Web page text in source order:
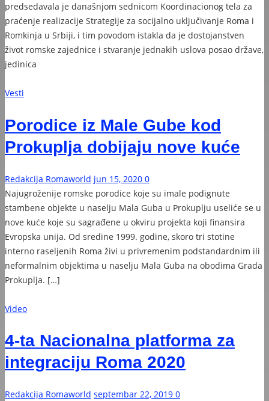
predsedavala je današnjom sednicom Koordinacionog tela za
praćenje realizacije Strategije za socijalno uključivanje Roma i
Romkinja u Srbiji, i tim povodom istakla da je dostojanstven
život romske zajednice i stvaranje jednakih uslova posao države,
jedinica
Vesti
Porodice iz Male Gube kod
Prokuplja dobijaju nove kuće
Redakcija Romaworld jun 15, 2020 0
Najugroženije romske porodice koje su imale podignute
stambene objekte u naselju Mala Guba u Prokuplju useliće se u
nove kuće koje su sagrađene u okviru projekta koji finansira
Evropska unija. Od sredine 1999. godine, skoro tri stotine
interno raseljenih Roma živi u privremenim podstandardnim ili
neformalnim objektima u naselju Mala Guba na obodima Grada
Prokuplja. […]
Video
4-ta Nacionalna platforma za
integraciju Roma 2020
Redakcija Romaworld septembar 22, 2019 0